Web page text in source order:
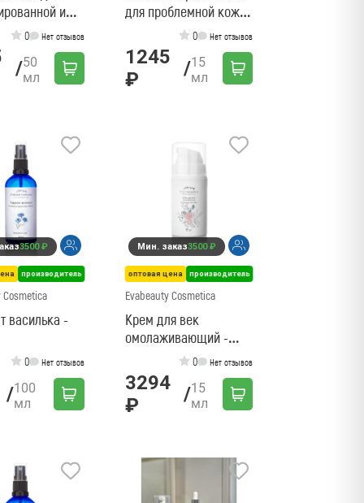
и
без
0 Нет отзывов
/50
мл
для проблемной кожи
0 Нет отзывов
1245
₽
/15
мл
3500 ₽
производитель
Cosmetica
василька -
0 Нет отзывов
/100
мл
Мин. заказ3500 ₽
оптовая цена производитель
Evabeauty Cosmetica
Крем для век
омолаживающий -
0 Нет отзывов
3294
₽
/15
мл